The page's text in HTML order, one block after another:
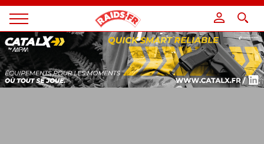
Magazine
Raids
Panneau de gestion des cookies